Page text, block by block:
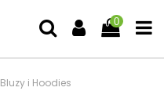
0
Bluzy i Hoodies